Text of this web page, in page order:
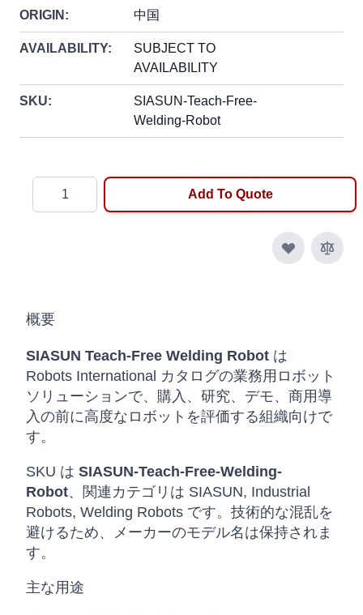
ORIGIN: 中国
AVAILABILITY:
SUBJECT TO
AVAILABILITY
SKU:
SIASUN-Teach-Free-
Welding-Robot
Add To Quote
概要
SIASUN Teach-Free Welding Robot は
Robots International カタログの業務用ロボット
ソリューションで、購入、研究、デモ、商用導
入の前に高度なロボットを評価する組織向けで
す。
SKU は SIASUN-Teach-Free-Welding-
Robot、関連カテゴリは SIASUN, Industrial
Robots, Welding Robots です。技術的な混乱を
避けるため、メーカーのモデル名は保持されま
す。
主な用途